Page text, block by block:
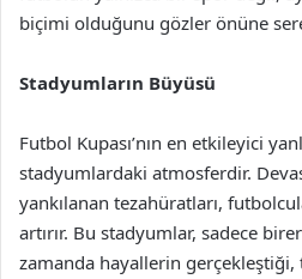
biçimi olduğunu gözler önüne
Stadyumların Büyüsü
Futbol Kupası’nın en etkileyici
stadyumlardaki atmosferdir.
yankılanan tezahüratları,
artırır. Bu stadyumlar, sadece
zamanda hayallerin gerçekleştiği,